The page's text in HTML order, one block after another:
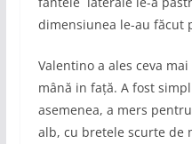
dimensiunea le-au făcut
Valentino a ales ceva
mână in față. A fost
asemenea, a mers
alb, cu bretele scurte de